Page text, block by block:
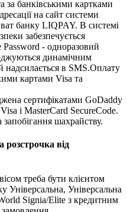
за банківськими картками
на сайт системи
банку LIQPAY. В системі
забезпечується
- одноразовий
динамічним
надсилається в SMS.Оплату
картами Visa та
сертифікатами GoDaddy
і MasterCard SecureCode.
шахрайству.
від
треба бути клієнтом
Універсальна, Універсальна
Signia/Elite з кредитним